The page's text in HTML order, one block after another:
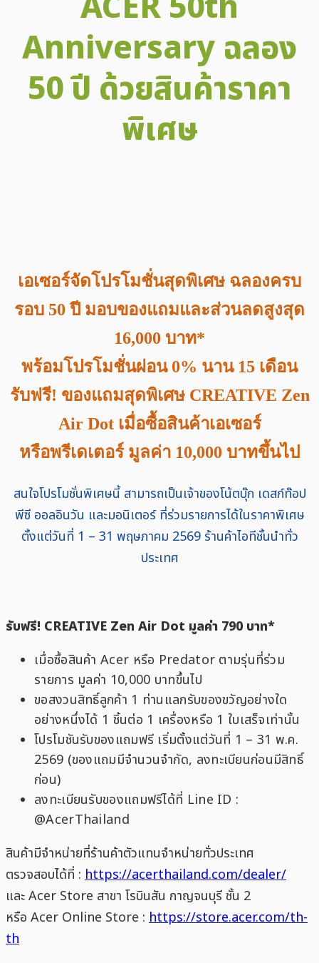
Anniversary ฉลอง
50 ปี ด้วยสินค้าราคา
พิเศษ
เอเซอร์จัดโปรโมชั่นสุดพิเศษ ฉลองครบ
รอบ 50 ปี มอบของแถมและส่วนลดสูงสุด
16,000 บาท*
พร้อมโปรโมชั่นผ่อน 0% นาน 15 เดือน
รับฟรี! ของแถมสุดพิเศษ CREATIVE Zen
Air Dot เมื่อซื้อสินค้าเอเซอร์
หรือพรีเดเตอร์ มูลค่า 10,000 บาทขึ้นไป
สนใจโปรโมชั่นพิเศษนี้ สามารถเป็นเจ้าของโน้ตบุ๊ก เดสก์ท๊อป
พีซี ออลอินวัน และมอนิเตอร์ ที่ร่วมรายการได้ในราคาพิเศษ
ตั้งแต่วันที่ 1 – 31 พฤษภาคม 2569 ร้านค้าไอทีชั้นนำทั่ว
ประเทศ
รับฟรี! CREATIVE Zen Air Dot มูลค่า 790 บาท*
เมื่อซื้อสินค้า Acer หรือ Predator ตามรุ่นที่ร่วม
รายการ มูลค่า 10,000 บาทขึ้นไป
ขอสงวนสิทธิ์ลูกค้า 1 ท่านแลกรับของขวัญอย่างใด
อย่างหนึ่งได้ 1 ชิ้นต่อ 1 เครื่องหรือ 1 ใบเสร็จเท่านั้น
โปรโมชันรับของแถมฟรี เริ่มตั้งแต่วันที่ 1 – 31 พ.ค.
2569 (ของแถมมีจำนวนจำกัด, ลงทะเบียนก่อนมีสิทธิ์
ก่อน)
ลงทะเบียนรับของแถมฟรีได้ที่ Line ID :
@AcerThailand
สินค้ามีจำหน่ายที่ร้านค้าตัวแทนจำหน่ายทั่วประเทศ
ตรวจสอบได้ที่ : https://acerthailand.com/dealer/
และ Acer Store สาขา โรบินสัน กาญจนบุรี ชั้น 2
หรือ Acer Online Store : https://store.acer.com/th-
th